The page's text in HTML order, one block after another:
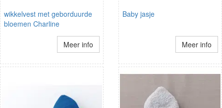
wikkelvest met geborduurde
bloemen Charline
Meer info
Baby jasje
Meer info